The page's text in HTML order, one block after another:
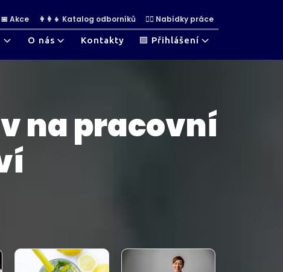
📅 Akce 👩‍👩‍👧 Katalog odborníků 👷‍♀ Nabídky práce
O nás Kontakty 🟩 Přihlášení
na pracovní